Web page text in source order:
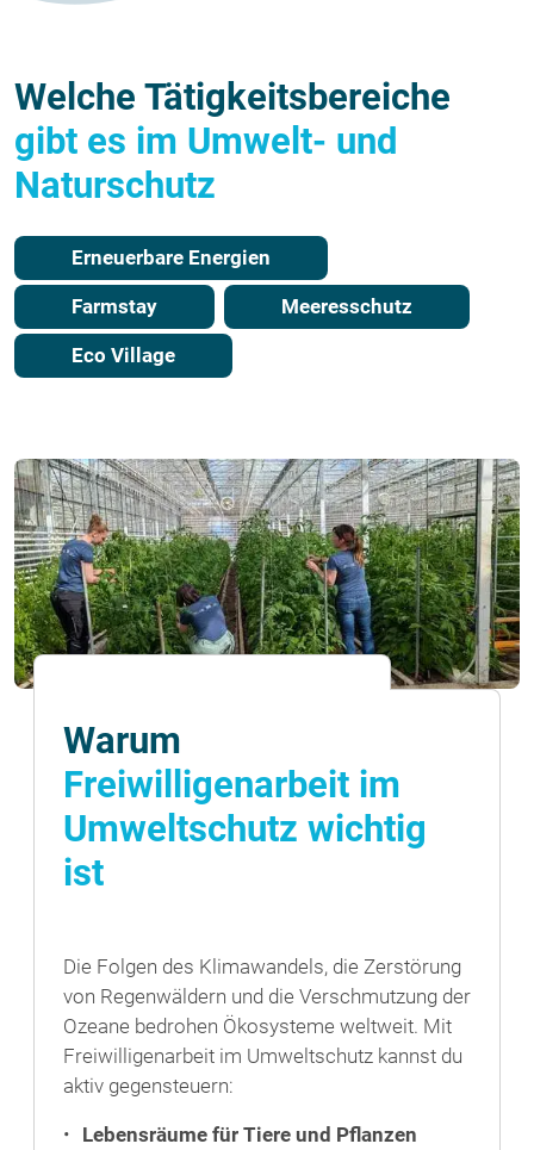
Welche Tätigkeitsbereiche
gibt es im Umwelt- und
Naturschutz
Erneuerbare Energien
Farmstay Meeresschutz
Eco Village
Warum
Freiwilligenarbeit im
Umweltschutz wichtig
ist
Die Folgen des Klimawandels, die Zerstörung
von Regenwäldern und die Verschmutzung der
Ozeane bedrohen Ökosysteme weltweit. Mit
Freiwilligenarbeit im Umweltschutz kannst du
aktiv gegensteuern:
Lebensräume für Tiere und Pflanzen